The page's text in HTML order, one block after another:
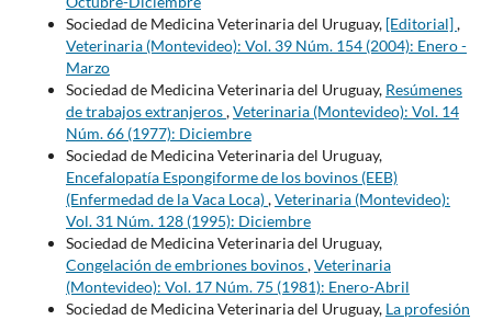
Sociedad de Medicina Veterinaria del Uruguay, [Editorial],
Veterinaria (Montevideo): Vol. 39 Núm. 154 (2004): Enero -
Marzo
Sociedad de Medicina Veterinaria del Uruguay, Resúmenes
de trabajos extranjeros,Veterinaria (Montevideo): Vol. 14
Núm. 66 (1977): Diciembre
Sociedad de Medicina Veterinaria del Uruguay,
Encefalopatía Espongiforme de los bovinos (EEB)
(Enfermedad de la Vaca Loca),Veterinaria (Montevideo):
Vol. 31 Núm. 128 (1995): Diciembre
Sociedad de Medicina Veterinaria del Uruguay,
Congelación de embriones bovinos,Veterinaria
(Montevideo): Vol. 17 Núm. 75 (1981): Enero-Abril
Sociedad de Medicina Veterinaria del Uruguay, La profesión